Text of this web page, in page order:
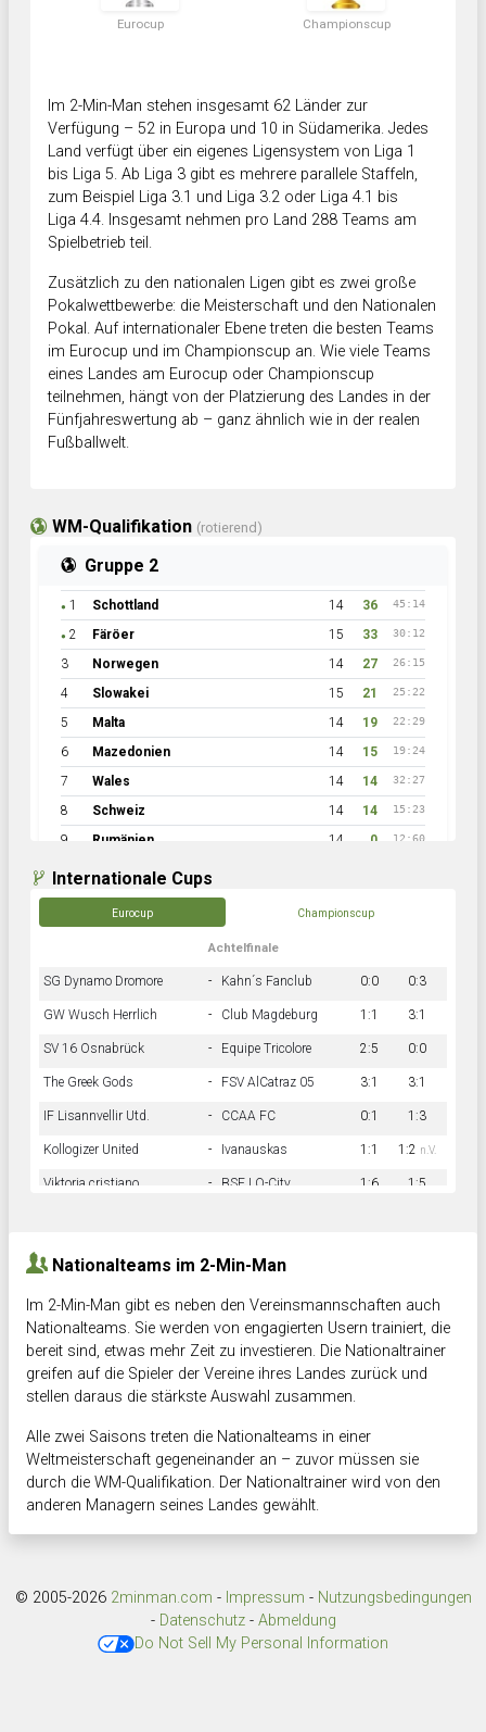
Eurocup Championscup
Im 2-Min-Man stehen insgesamt 62 Länder zur
Verfügung – 52 in Europa und 10 in Südamerika. Jedes
Land verfügt über ein eigenes Ligensystem von Liga 1
bis Liga 5. Ab Liga 3 gibt es mehrere parallele Staffeln,
zum Beispiel Liga 3.1 und Liga 3.2 oder Liga 4.1 bis
Liga 4.4. Insgesamt nehmen pro Land 288 Teams am
Spielbetrieb teil.
Zusätzlich zu den nationalen Ligen gibt es zwei große
Pokalwettbewerbe: die Meisterschaft und den Nationalen
Pokal. Auf internationaler Ebene treten die besten Teams
im Eurocup und im Championscup an. Wie viele Teams
eines Landes am Eurocup oder Championscup
teilnehmen, hängt von der Platzierung des Landes in der
Fünfjahreswertung ab – ganz ähnlich wie in der realen
Fußballwelt.
WM-Qualifikation (rotierend)
Gruppe 2
● 1 Schottland 14 36 45:14
● 2 Färöer 15 33 30:12
3 Norwegen 14 27 26:15
4 Slowakei 15 21 25:22
5 Malta 14 19 22:29
6 Mazedonien 14 15 19:24
7 Wales 14 14 32:27
8 Schweiz 14 14 15:23
9 Rumänien 14 0 12:60
Internationale Cups
Eurocup Championscup
Achtelfinale
SG Dynamo Dromore - Kahn´s Fanclub 0:0 0:3
GW Wusch Herrlich - Club Magdeburg 1:1 3:1
SV 16 Osnabrück - Equipe Tricolore 2:5 0:0
The Greek Gods - FSV AlCatraz 05 3:1 3:1
IF Lisannvellir Utd. - CCAA FC 0:1 1:3
Kollogizer United - Ivanauskas 1:1 1:2 n.V.
Viktoria cristiano - BSF LO-City 1:6 1:5
Nationalteams im 2-Min-Man
Im 2-Min-Man gibt es neben den Vereinsmannschaften auch
Nationalteams. Sie werden von engagierten Usern trainiert, die
bereit sind, etwas mehr Zeit zu investieren. Die Nationaltrainer
greifen auf die Spieler der Vereine ihres Landes zurück und
stellen daraus die stärkste Auswahl zusammen.
Alle zwei Saisons treten die Nationalteams in einer
Weltmeisterschaft gegeneinander an – zuvor müssen sie
durch die WM-Qualifikation. Der Nationaltrainer wird von den
anderen Managern seines Landes gewählt.
© 2005-2026 2minman.com - Impressum - Nutzungsbedingungen
- Datenschutz- Abmeldung
Do Not Sell My Personal Information